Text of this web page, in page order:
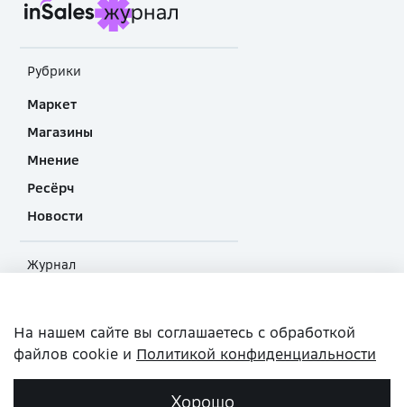
Рубрики
Маркет
Магазины
Мнение
Ресёрч
Новости
Журнал
Прислать материал
Политика конфиденциальности
На нашем сайте вы соглашаетесь с обработкой
файлов cookie и Политикой конфиденциальности
Хорошо